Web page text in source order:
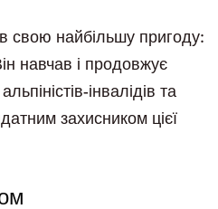
свою найбільшу пригоду:
навчав і продовжує
інвалідів та
захисником цієї